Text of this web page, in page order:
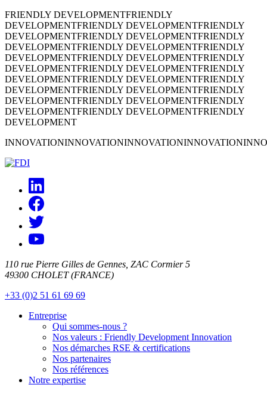
FRIENDLY DEVELOPMENTFRIENDLY
DEVELOPMENTFRIENDLY DEVELOPMENTFRIENDLY
DEVELOPMENTFRIENDLY DEVELOPMENTFRIENDLY
DEVELOPMENTFRIENDLY DEVELOPMENTFRIENDLY
DEVELOPMENTFRIENDLY DEVELOPMENTFRIENDLY
DEVELOPMENTFRIENDLY DEVELOPMENTFRIENDLY
DEVELOPMENTFRIENDLY DEVELOPMENTFRIENDLY
DEVELOPMENTFRIENDLY DEVELOPMENTFRIENDLY
DEVELOPMENTFRIENDLY DEVELOPMENTFRIENDLY
DEVELOPMENTFRIENDLY DEVELOPMENTFRIENDLY
DEVELOPMENT
INNOVATIONINNOVATIONINNOVATIONINNOVATION
110 rue Pierre Gilles de Gennes, ZAC Cormier 5
49300 CHOLET (FRANCE)
+33 (0)2 51 61 69 69
Entreprise
Qui sommes-nous ?
Nos valeurs : Friendly Development Innovation
Nos démarches RSE & certifications
Nos partenaires
Nos références
Notre expertise